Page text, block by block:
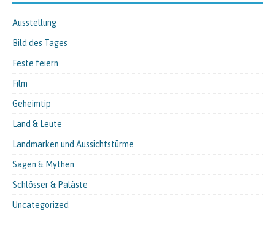
Ausstellung
Bild des Tages
Feste feiern
Film
Geheimtip
Land & Leute
Landmarken und Aussichtstürme
Sagen & Mythen
Schlösser & Paläste
Uncategorized